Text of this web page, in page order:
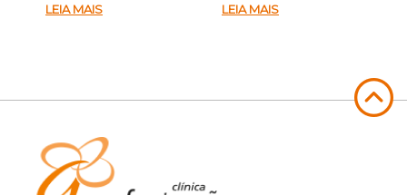
LEIA MAIS
LEIA MAIS